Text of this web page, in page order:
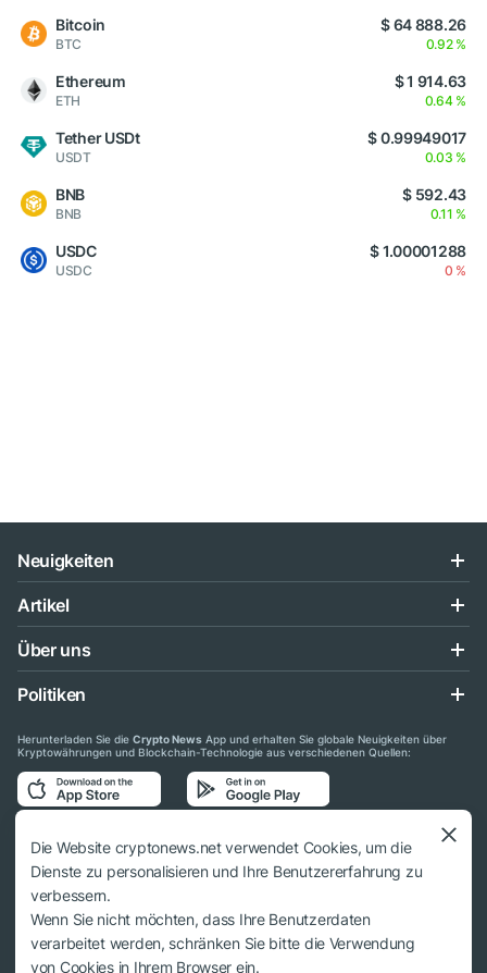
Bitcoin
BTC
$ 64 888.26
0.92 %
Ethereum
ETH
$ 1 914.63
0.64 %
Tether USDt
USDT
$ 0.99949017
0.03 %
BNB
BNB
$ 592.43
0.11 %
USDC
USDC
$ 1.00001288
0 %
Neuigkeiten
Artikel
Über uns
Politiken
Herunterladen Sie die Crypto News App und erhalten Sie globale Neuigkeiten über
Kryptowährungen und Blockchain-Technologie aus verschiedenen Quellen:
Folgen Sie uns auf den sozialen Medien
© 2018 - 2026 Crypto News. Bei der Verwendung der Materialien muss auf
Die Website cryptonews.net verwendet Cookies, um die
Dienste zu personalisieren und Ihre Benutzererfahrung zu
verbessern.
Wenn Sie nicht möchten, dass Ihre Benutzerdaten
verarbeitet werden, schränken Sie bitte die Verwendung
von Cookies in Ihrem Browser ein.